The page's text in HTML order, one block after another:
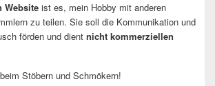
Website ist es, mein Hobby mit anderen
zu teilen. Sie soll die Kommunikation und
förden und dient nicht kommerziellen
Stöbern und Schmökern!